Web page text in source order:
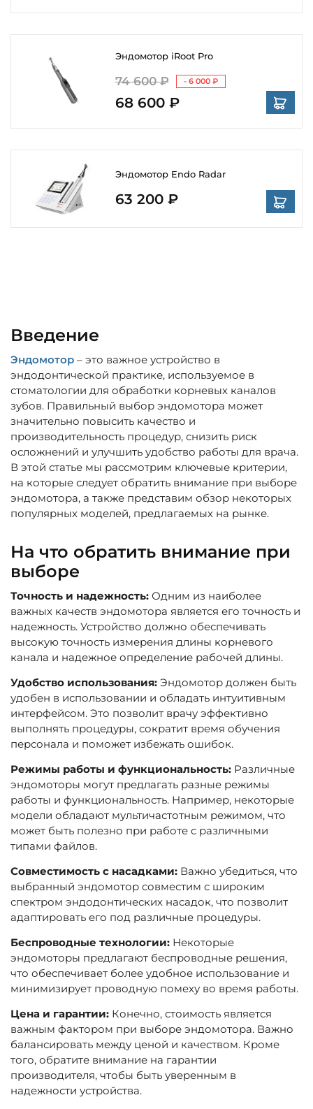
Эндомотор iRoot Pro
74 600 ₽ - 6 000 ₽
68 600 ₽
Эндомотор Endo Radar
63 200 ₽
Введение
Эндомотор – это важное устройство в
эндодонтической практике, используемое в
стоматологии для обработки корневых каналов
зубов. Правильный выбор эндомотора может
значительно повысить качество и
производительность процедур, снизить риск
осложнений и улучшить удобство работы для врача.
В этой статье мы рассмотрим ключевые критерии,
на которые следует обратить внимание при выборе
эндомотора, а также представим обзор некоторых
популярных моделей, предлагаемых на рынке.
На что обратить внимание при
выборе
Точность и надежность: Одним из наиболее
важных качеств эндомотора является его точность и
надежность. Устройство должно обеспечивать
высокую точность измерения длины корневого
канала и надежное определение рабочей длины.
Удобство использования: Эндомотор должен быть
удобен в использовании и обладать интуитивным
интерфейсом. Это позволит врачу эффективно
выполнять процедуры, сократит время обучения
персонала и поможет избежать ошибок.
Режимы работы и функциональность: Различные
эндомоторы могут предлагать разные режимы
работы и функциональность. Например, некоторые
модели обладают мультичастотным режимом, что
может быть полезно при работе с различными
типами файлов.
Совместимость с насадками: Важно убедиться, что
выбранный эндомотор совместим с широким
спектром эндодонтических насадок, что позволит
адаптировать его под различные процедуры.
Беспроводные технологии: Некоторые
эндомоторы предлагают беспроводные решения,
что обеспечивает более удобное использование и
минимизирует проводную помеху во время работы.
Цена и гарантии: Конечно, стоимость является
важным фактором при выборе эндомотора. Важно
балансировать между ценой и качеством. Кроме
того, обратите внимание на гарантии
производителя, чтобы быть уверенным в
надежности устройства.